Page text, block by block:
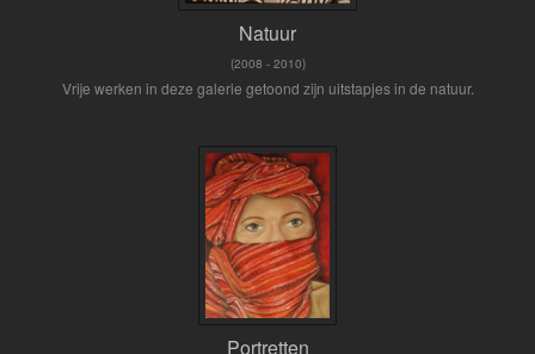
Natuur
(2008 - 2010)
Vrije werken in deze galerie getoond zijn uitstapjes in de natuur.
Portretten